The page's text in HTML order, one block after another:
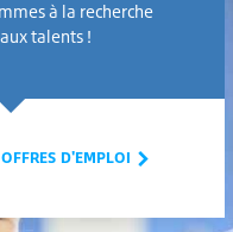
à la recherche
talents !
D'EMPLOI